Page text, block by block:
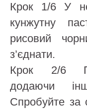
Крок 1/6 У
кунжутну
рисовий
з’єднати.
Крок 2/6
додаючи
Спробуйте за